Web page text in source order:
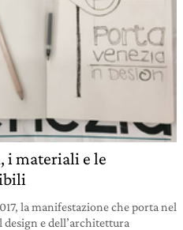
i materiali e le
la manifestazione che porta nel
e dell’architettura